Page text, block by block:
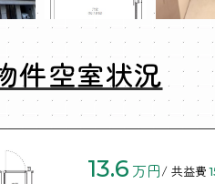
件空室状況
13.6 万円/ 共益費